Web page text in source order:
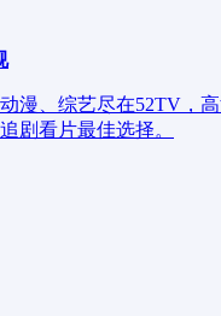
漫、综艺尽在52TV，
剧看片最佳选择。